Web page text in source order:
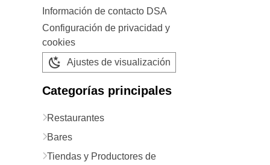
Información de contacto DSA
Configuración de privacidad y
cookies
Ajustes de visualización
Categorías principales
Restaurantes
Bares
Tiendas y Productores de